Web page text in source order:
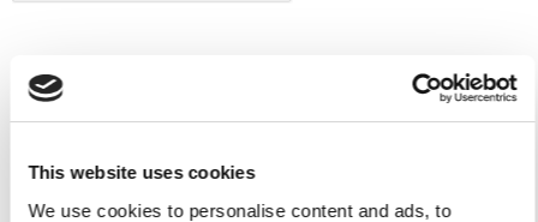
This website uses cookies
We use cookies to personalise content and ads, to